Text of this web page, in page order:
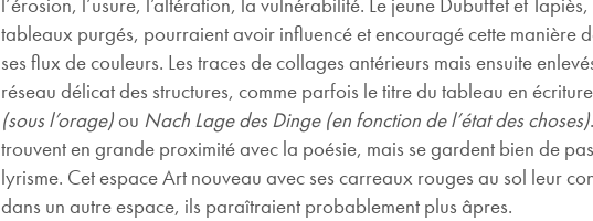
tableaux purgés, pourraient avoir influencé et encouragé cette manière
ses flux de couleurs. Les traces de collages antérieurs mais ensuite
réseau délicat des structures, comme parfois le titre du tableau en
(sous l’orage)ou Nach Lage des Dinge (en fonction de l’état des choses)
trouvent en grande proximité avec la poésie, mais se gardent bien de
lyrisme. Cet espace Art nouveau avec ses carreaux rouges au sol leur
dans un autre espace, ils paraîtraient probablement plus âpres.